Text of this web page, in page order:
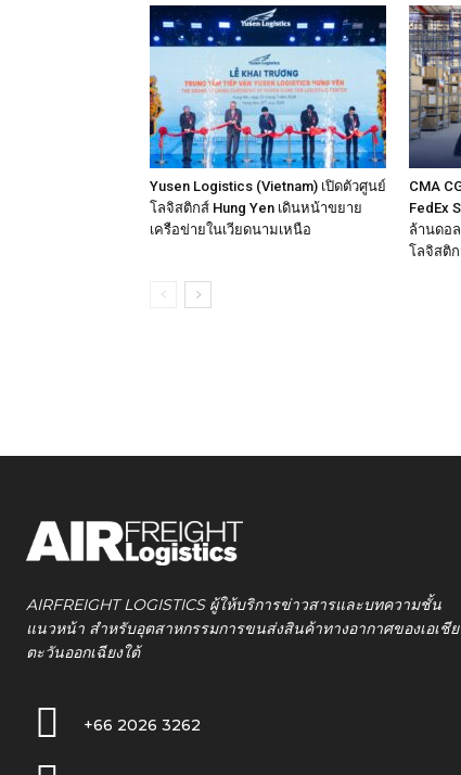
Yusen Logistics (Vietnam) เปิดตัวศูนย์
โลจิสติกส์ Hung Yen เดินหน้าขยาย
เครือข่ายในเวียดนามเหนือ
CMA
FedEx
ล้านดอ
โลจิสติก
AIRFREIGHT LOGISTICS ผู้ให้บริการข่าวสารและบทความชั้น
แนวหน้า สำหรับอุตสาหกรรมการขนส่งสินค้าทางอากาศของเอเชีย
ตะวันออกเฉียงใต้
+66 2026 3262